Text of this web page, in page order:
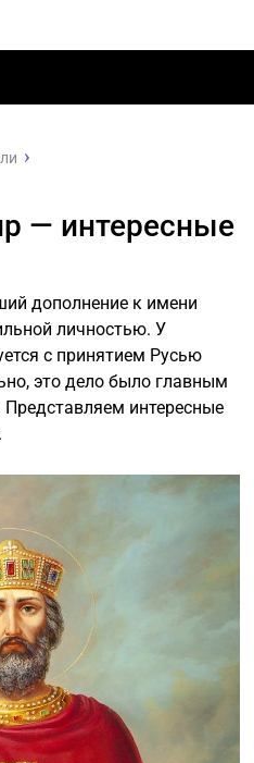
— интересные
дополнение к имени
личностью. У
с принятием Русью
это дело было главным
интересные